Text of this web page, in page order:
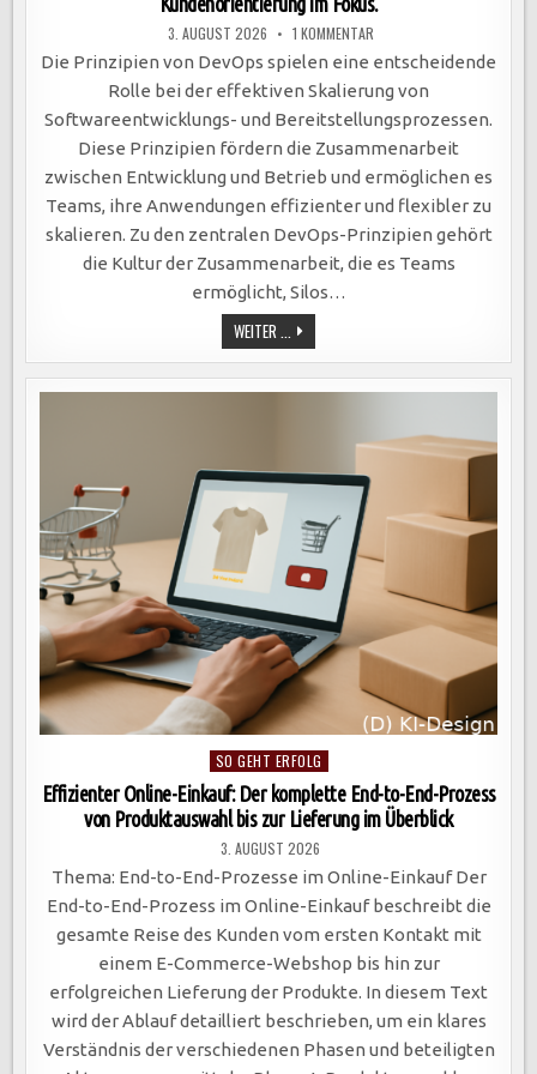
3. AUGUST 2026 1 KOMMENTARZU
DEVOPS-
PRINZIPIEN
OPTIMIEREN
SOFTWAREENTWICKLUNG:
KOLLABORATION,
AUTOMATISIERUNG,
AGILE
METHODEN
UND
KUNDENORIENTIERUNG
IM
FOKUS.
Die Prinzipien von DevOps spielen eine entscheidende
Rolle bei der effektiven Skalierung von
Softwareentwicklungs- und Bereitstellungsprozessen.
Diese Prinzipien fördern die Zusammenarbeit
zwischen Entwicklung und Betrieb und ermöglichen es
Teams, ihre Anwendungen effizienter und flexibler zu
skalieren. Zu den zentralen DevOps-Prinzipien gehört
die Kultur der Zusammenarbeit, die es Teams
ermöglicht, Silos…
WEITER ... DEVOPS-
PRINZIPIEN
OPTIMIEREN
SOFTWAREENTWICKLUNG:
KOLLABORATION,
KUNDENORIENTIERUNG
IM
Posted
in
SO GEHT ERFOLG
Effizienter Online-Einkauf: Der komplette End-to-End-Prozess
von Produktauswahl bis zur Lieferung im Überblick
3. AUGUST 2026
Thema: End-to-End-Prozesse im Online-Einkauf Der
End-to-End-Prozess im Online-Einkauf beschreibt die
gesamte Reise des Kunden vom ersten Kontakt mit
einem E-Commerce-Webshop bis hin zur
erfolgreichen Lieferung der Produkte. In diesem Text
wird der Ablauf detailliert beschrieben, um ein klares
Verständnis der verschiedenen Phasen und beteiligten